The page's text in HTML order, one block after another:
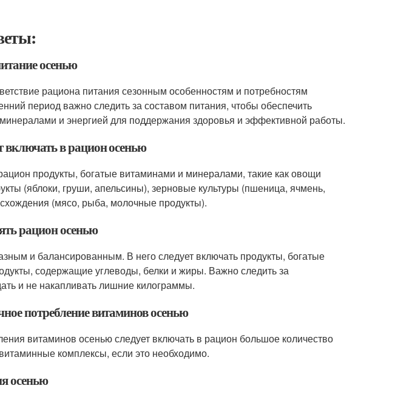
осенью
рациона питания сезонным особенностям и потребностям
период важно следить за составом питания, чтобы обеспечить
и энергией для поддержания здоровья и эффективной работы.
включать в рацион осенью
продукты, богатые витаминами и минералами, такие как овощи
(яблоки, груши, апельсины), зерновые культуры (пшеница, ячмень,
(мясо, рыба, молочные продукты).
рацион осенью
и балансированным. В него следует включать продукты, богатые
содержащие углеводы, белки и жиры. Важно следить за
и не накапливать лишние килограммы.
потребление витаминов осенью
витаминов осенью следует включать в рацион большое количество
комплексы, если это необходимо.
осенью